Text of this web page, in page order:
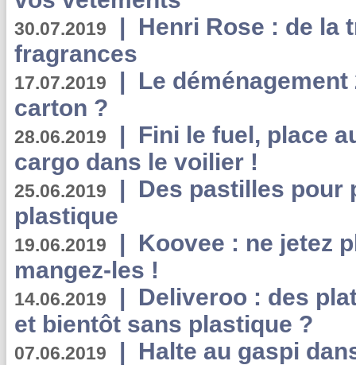
30.07.2019 | Henri Rose : de la
fragrances
17.07.2019 | Le
carton ?
28.06.2019 | Fini le fuel, place
cargo dans le voilier !
25.06.2019 | Des pastilles pour
plastique
19.06.2019 | Koovee : ne jetez
mangez-les !
14.06.2019 | Deliveroo : des
et bientôt sans plastique ?
07.06.2019 | Halte au gaspi